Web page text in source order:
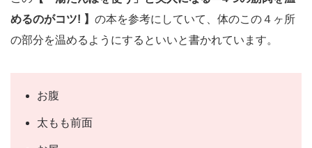
めるのがコツ! 】 の本を参考にしていて、体のこの４ヶ所
の部分を温めるようにするといいと書かれています。
お腹
太もも前面